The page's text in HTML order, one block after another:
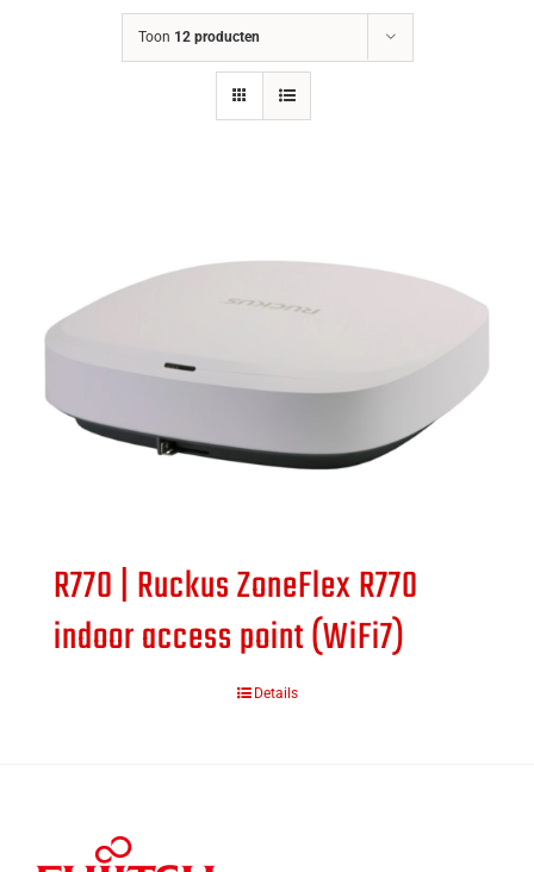
Toon 12 producten
R770 | Ruckus ZoneFlex R770
indoor access point (WiFi7)
Details